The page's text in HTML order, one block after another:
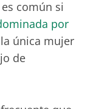
común si
por
única mujer
de